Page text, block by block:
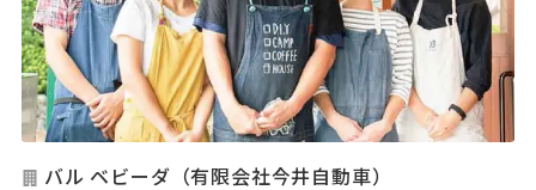
バル ベビーダ（有限会社今井自動車）